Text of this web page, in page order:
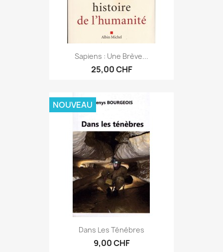
Sapiens : Une Brève...
25,00 CHF
Dans Les Ténébres
9,00 CHF
NOUVEAU